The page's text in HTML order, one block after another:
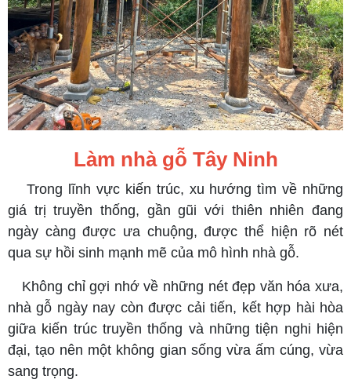
Làm nhà gỗ Tây Ninh
Trong lĩnh vực kiến trúc, xu hướng tìm về những
giá trị truyền thống, gần gũi với thiên nhiên đang
ngày càng được ưa chuộng, được thể hiện rõ nét
qua sự hồi sinh mạnh mẽ của mô hình nhà gỗ.
Không chỉ gợi nhớ về những nét đẹp văn hóa xưa,
nhà gỗ ngày nay còn được cải tiến, kết hợp hài hòa
giữa kiến trúc truyền thống và những tiện nghi hiện
đại, tạo nên một không gian sống vừa ấm cúng, vừa
sang trọng.